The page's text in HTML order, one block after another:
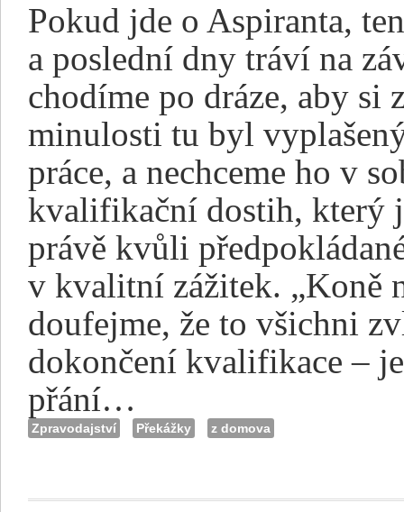
Pokud jde o Aspiranta,
a poslední dny tráví na
chodíme po dráze, aby si
minulosti tu byl
práce, a nechceme ho v
kvalifikační dostih, který
právě kvůli
v kvalitní zážitek. „Koně
doufejme, že to všichni
dokončení kvalifikace –
přání…
Zpravodajství Překážky z domova